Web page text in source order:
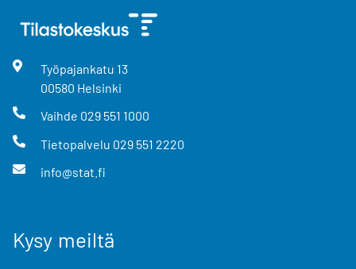
Työpajankatu 13
00580 Helsinki
Vaihde 029 551 1000
Tietopalvelu 029 551 2220
info@stat.fi
Kysy meiltä